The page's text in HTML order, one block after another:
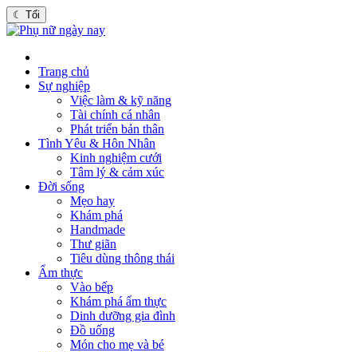
☾ Tối
Trang chủ
Sự nghiệp
Việc làm & kỹ năng
Tài chính cá nhân
Phát triển bản thân
Tình Yêu & Hôn Nhân
Kinh nghiệm cưới
Tâm lý & cảm xúc
Đời sống
Mẹo hay
Khám phá
Handmade
Thư giãn
Tiêu dùng thông thái
Ẩm thực
Vào bếp
Khám phá ẩm thực
Dinh dưỡng gia đình
Đồ uống
Món cho mẹ và bé